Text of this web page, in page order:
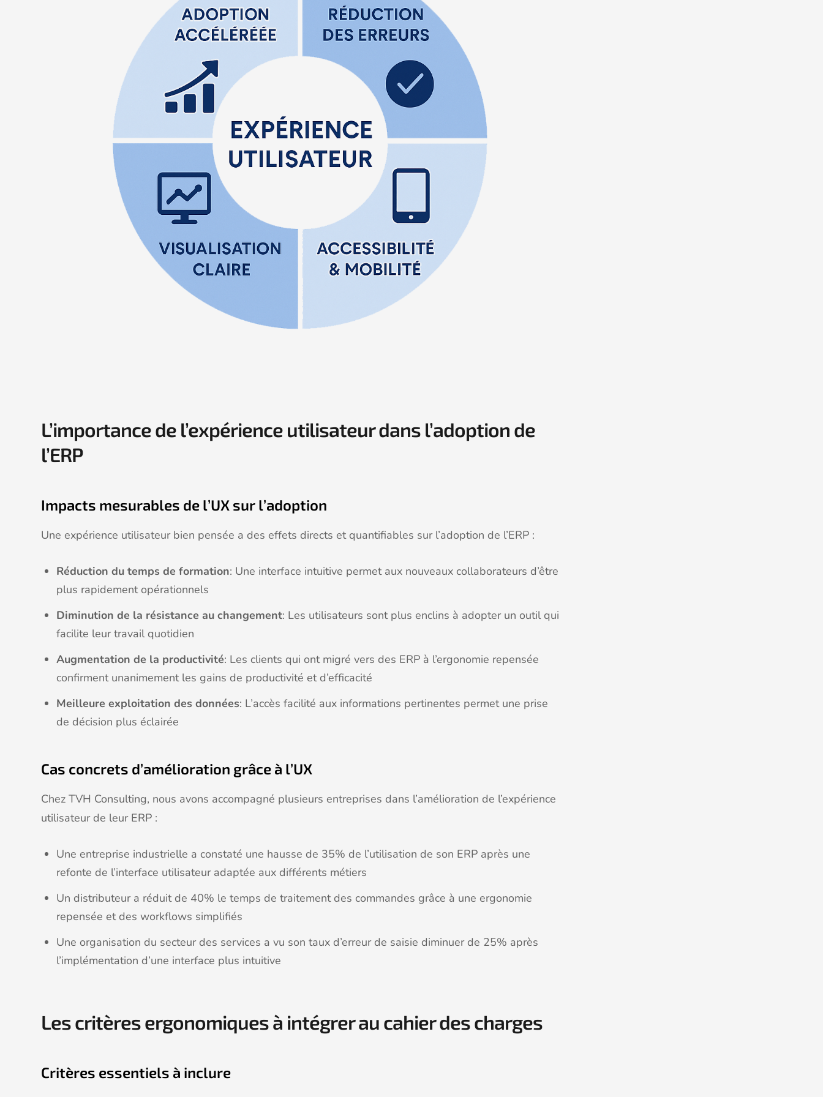
L’importance de l’expérience utilisateur dans l’adoption de
l’ERP
Impacts mesurables de l’UX sur l’adoption
Une expérience utilisateur bien pensée a des effets directs et quantifiables sur l’adoption de l’ERP :
Réduction du temps de formation: Une interface intuitive permet aux nouveaux collaborateurs d’être
plus rapidement opérationnels
Diminution de la résistance au changement: Les utilisateurs sont plus enclins à adopter un outil qui
facilite leur travail quotidien
Augmentation de la productivité: Les clients qui ont migré vers des ERP à l’ergonomie repensée
confirment unanimement les gains de productivité et d’efficacité
Meilleure exploitation des données: L’accès facilité aux informations pertinentes permet une prise
de décision plus éclairée
Cas concrets d’amélioration grâce à l’UX
Chez TVH Consulting, nous avons accompagné plusieurs entreprises dans l’amélioration de l’expérience
utilisateur de leur ERP :
Une entreprise industrielle a constaté une hausse de 35% de l’utilisation de son ERP après une
refonte de l’interface utilisateur adaptée aux différents métiers
Un distributeur a réduit de 40% le temps de traitement des commandes grâce à une ergonomie
repensée et des workflows simplifiés
Une organisation du secteur des services a vu son taux d’erreur de saisie diminuer de 25% après
l’implémentation d’une interface plus intuitive
Les critères ergonomiques à intégrer au cahier des charges
Critères essentiels à inclure